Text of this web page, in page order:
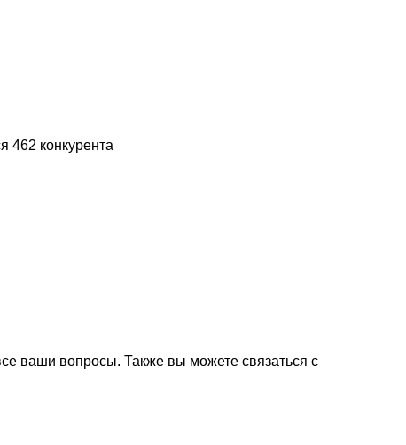
462 конкурента
ваши вопросы. Также вы можете связаться с